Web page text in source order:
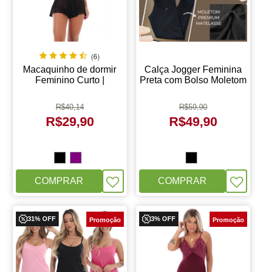
(6)
Macaquinho de dormir
Feminino Curto |
R$40,14
R$29,90
COMPRAR
Calça Jogger Feminina
Preta com Bolso Moletom
R$59,90
R$49,90
COMPRAR
31% OFF 3% OFF